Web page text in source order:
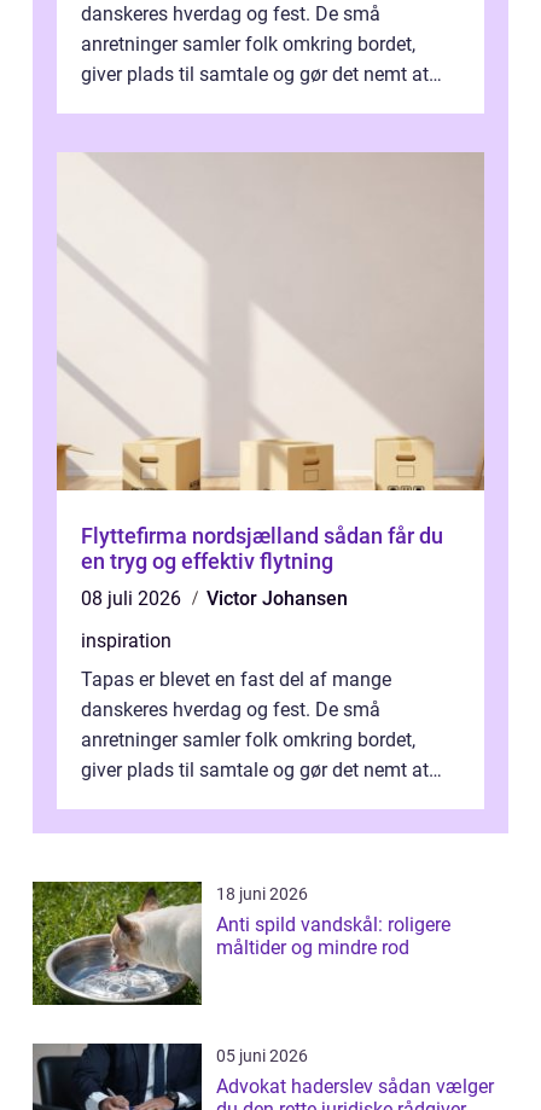
danskeres hverdag og fest. De små
anretninger samler folk omkring bordet,
giver plads til samtale og gør det nemt at
Flyttefirma nordsjælland sådan får du
en tryg og effektiv flytning
08 juli 2026
Victor Johansen
inspiration
Tapas er blevet en fast del af mange
danskeres hverdag og fest. De små
anretninger samler folk omkring bordet,
giver plads til samtale og gør det nemt at
18 juni 2026
Anti spild vandskål: roligere
måltider og mindre rod
05 juni 2026
Advokat haderslev sådan vælger